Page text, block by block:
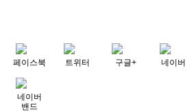
페이스북 트위터 구글+ 네이버
네이버
밴드